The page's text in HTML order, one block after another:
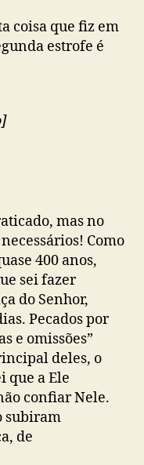
coisa que fiz em
estrofe é
mas no
Como
400 anos,
sei fazer
do Senhor,
Pecados por
e omissões”
deles, o
que a Ele
confiar Nele.
subiram
de